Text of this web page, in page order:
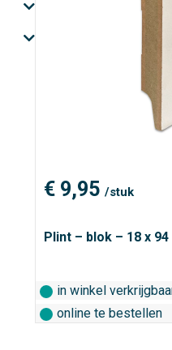
€ 9,95 /stuk
Plint – blok – 18 x 94
in winkel
online te bestellen